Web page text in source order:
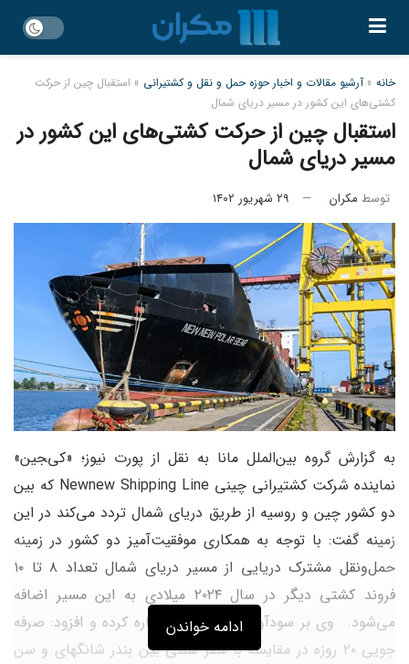
خانه » آرشیو مقالات و اخبار حوزه حمل و نقل و کشتیرانی » استقبال چین از حرکت
کشتی‌های این کشور در مسیر دریای شمال
استقبال چین از حرکت کشتی‌های این کشور در
مسیر دریای شمال
توسط مکران ۲۹ شهریور ۱۴۰۲
به گزارش گروه بین‌الملل مانا به نقل از پورت نیوز؛ «کی‌‍جین»
نماینده شرکت کشتیرانی چینی Newnew Shipping Line که بین
دو کشور چین و روسیه از طریق دریای شمال تردد می‌کند در این
زمینه گفت: با توجه به همکاری موفقیت‌آمیز دو کشور در زمینه
حمل‌و‌نقل مشترک دریایی از مسیر دریای شمال تعداد ۸ تا ۱۰
فروند کشتی دیگر در سال ۲۰۲۴ میلادی به این مسیر اضافه
می‌شود. وی بر سود‌آوری این سفر‌ها اشاره کرده و افزود: صرفه
جویی ۲۰ روزه در مقایسه با سفر سنتی بین بندر شانگهای و سن
ادامه خواندن